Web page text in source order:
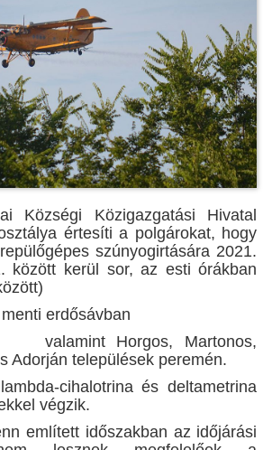
Községi Közigazgatási Hivatal
értesíti a polgárokat, hogy
szúnyogirtására 2021.
között kerül sor, az esti órákban
erdősávban
Horgos, Martonos,
Adorján települések peremén.
cihalotrina és deltametrina
végzik.
említett időszakban az időjárási